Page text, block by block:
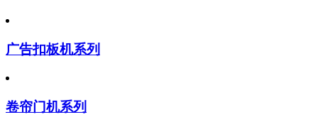
广告扣板机系列
卷帘门机系列